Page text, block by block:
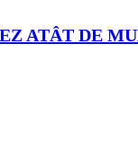
ATÂT DE